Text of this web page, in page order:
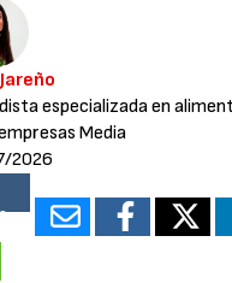
especializada en
Media
2026